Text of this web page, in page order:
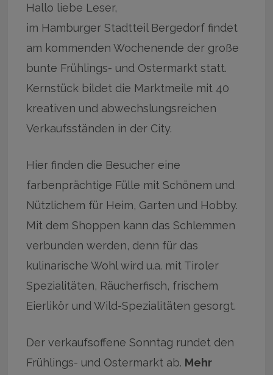
Hallo liebe Leser,
im Hamburger Stadtteil Bergedorf findet
am kommenden Wochenende der große
bunte Frühlings- und Ostermarkt statt.
Kernstück bildet die Marktmeile mit 40
kreativen und abwechslungsreichen
Verkaufsständen in der City.
Hier finden die Besucher eine
farbenprächtige Fülle mit Schönem und
Nützlichem für Heim, Garten und Hobby.
Mit dem Shoppen kann das Schlemmen
verbunden werden, denn für das
kulinarische Wohl wird u.a. mit Tiroler
Spezialitäten, Räucherfisch, frischem
Eierlikör und Wild-Spezialitäten gesorgt.
Der verkaufsoffene Sonntag rundet den
Frühlings- und Ostermarkt ab. Mehr